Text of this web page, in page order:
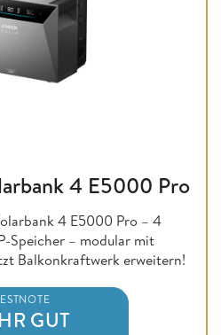
4 E5000 Pro
4 E5000 Pro – 4
Speicher – modular mit
Balkonkraftwerk erweitern!
GUT